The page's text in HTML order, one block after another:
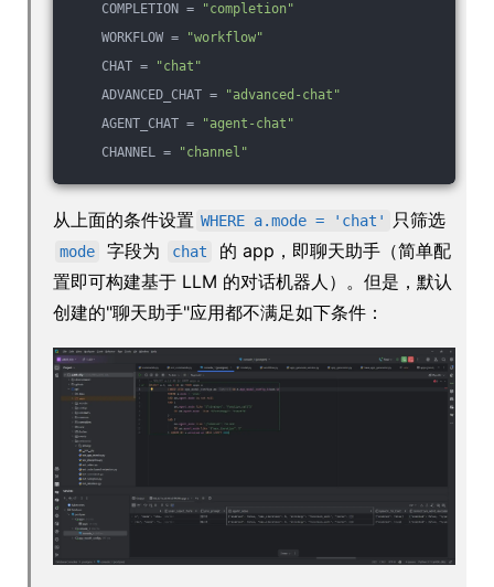
COMPLETION =
"completion"
WORKFLOW =
"workflow"
CHAT =
"chat"
ADVANCED_CHAT =
"advanced-chat"
AGENT_CHAT =
"agent-chat"
CHANNEL =
"channel"
从上面的条件设置 WHERE a.mode = 'chat' 只筛选
mode 字段为 chat
的 app，即聊天助手（简单配
置即可构建基于 LLM 的对话机器人）。但是，默认
创建的"聊天助手"应用都不满足如下条件：